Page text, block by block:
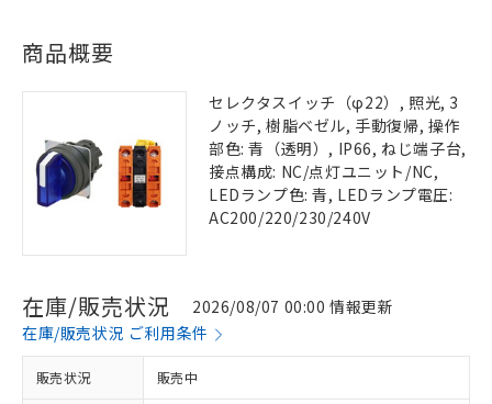
商品概要
セレクタスイッチ（φ22）, 照光, 3
ノッチ, 樹脂ベゼル, 手動復帰, 操作
部色: 青（透明）, IP66, ねじ端子台,
接点構成: NC/点灯ユニット/NC,
LEDランプ色: 青, LEDランプ電圧:
AC200/220/230/240V
在庫/販売状況
2026/08/07 00:00 情報更新
在庫/販売状況 ご利用条件
販売状況 販売中